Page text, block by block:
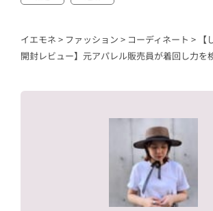
イエモネ > ファッション > コーディネート >
開封レビュー】元アパレル販売員が着回し力を